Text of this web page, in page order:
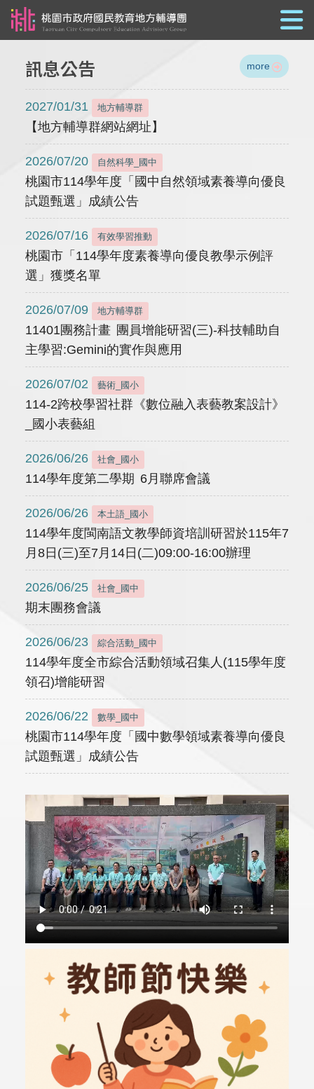
訊息公告 more
2027/01/31 地方輔導群
【地方輔導群網站網址】
2026/07/20 自然科學_國中
桃園市114學年度「國中自然領域素養導向優良
試題甄選」成績公告
2026/07/16 有效學習推動
桃園市「114學年度素養導向優良教學示例評
選」獲獎名單
2026/07/09 地方輔導群
11401團務計畫 團員增能研習(三)-科技輔助自
主學習:Gemini的實作與應用
2026/07/02 藝術_國小
114-2跨校學習社群《數位融入表藝教案設計》
_國小表藝組
2026/06/26 社會_國小
114學年度第二學期 6月聯席會議
2026/06/26 本土語_國小
114學年度閩南語文教學師資培訓研習於115年7
月8日(三)至7月14日(二)09:00-16:00辦理
2026/06/25 社會_國中
期末團務會議
2026/06/23 綜合活動_國中
114學年度全市綜合活動領域召集人(115學年度
領召)增能研習
2026/06/22 數學_國中
桃園市114學年度「國中數學領域素養導向優良
試題甄選」成績公告